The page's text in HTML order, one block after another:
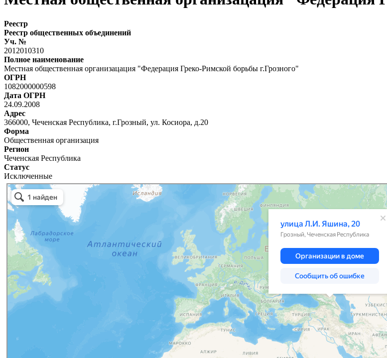
Реестр
Реестр общественных объединений
Уч. №
2012010310
Полное наименование
Местная общественная организацация "Федерация Греко-Римской борьбы г.Грозного"
ОГРН
1082000000598
Дата ОГРН
24.09.2008
Адрес
366000, Чеченская Республика, г.Грозный, ул. Косиора, д.20
Форма
Общественная организация
Регион
Чеченская Республика
Статус
Исключенные